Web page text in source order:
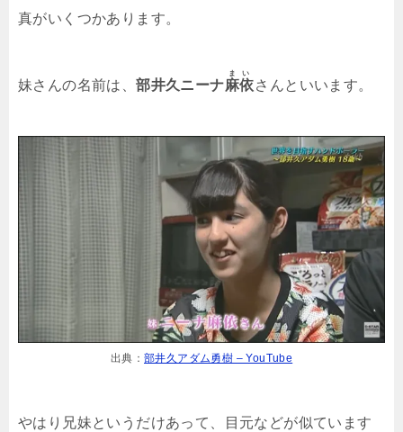
真がいくつかあります。
妹さんの名前は、部井久ニーナ麻依
まい
さんといいます。
出典： 部井久アダム勇樹 – YouTube
やはり兄妹というだけあって、目元などが似ています